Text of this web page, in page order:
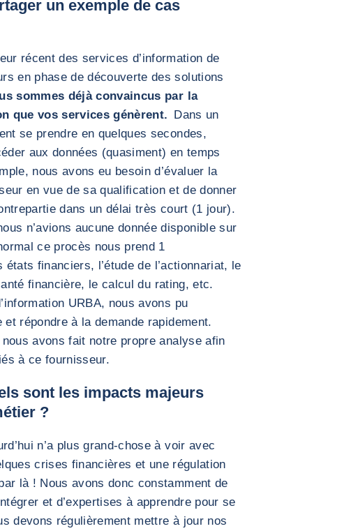
un exemple de cas
récent des services d’information de
en phase de découverte des solutions
sommes déjà convaincus par la
que vos services génèrent. Dans un
se prendre en quelques secondes,
aux données (quasiment) en temps
nous avons eu besoin d’évaluer la
en vue de sa qualification et de donner
dans un délai très court (1 jour).
n’avions aucune donnée disponible sur
ce procès nous prend 1
états financiers, l’étude de l’actionnariat, le
financière, le calcul du rating, etc.
URBA, nous avons pu
répondre à la demande rapidement.
avons fait notre propre analyse afin
à ce fournisseur.
sont les impacts majeurs
?
n’a plus grand-chose à voir avec
crises financières et une régulation
là ! Nous avons donc constamment de
et d’expertises à apprendre pour se
devons régulièrement mettre à jour nos